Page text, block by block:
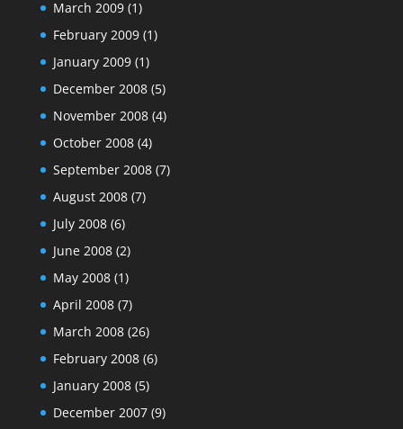
March 2009(1)
February 2009(1)
January 2009(1)
December 2008(5)
November 2008(4)
October 2008(4)
September 2008(7)
August 2008(7)
July 2008(6)
June 2008(2)
May 2008(1)
April 2008(7)
March 2008(26)
February 2008(6)
January 2008(5)
December 2007(9)